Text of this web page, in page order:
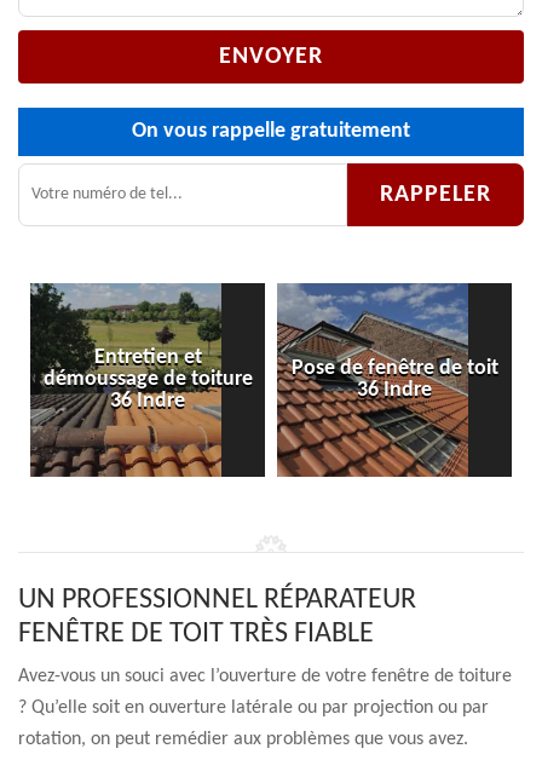
On vous rappelle gratuitement
Entretien et
démoussage de toiture
36 Indre
Pose de fenêtre de toit
36 Indre
UN PROFESSIONNEL RÉPARATEUR
FENÊTRE DE TOIT TRÈS FIABLE
Avez-vous un souci avec l’ouverture de votre fenêtre de toiture
? Qu’elle soit en ouverture latérale ou par projection ou par
rotation, on peut remédier aux problèmes que vous avez.